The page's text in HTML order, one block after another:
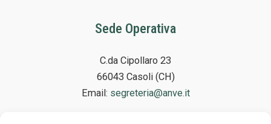
Sede Operativa
C.da Cipollaro 23
66043 Casoli (CH)
Email: segreteria@anve.it